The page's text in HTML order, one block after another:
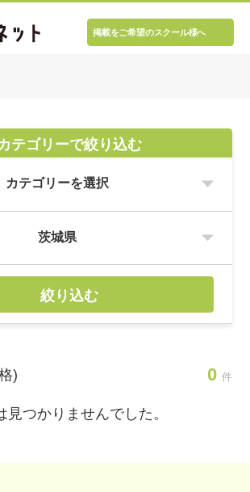
掲載をご希望のスクール様へ
テゴリーで絞り込む
絞り込む
) 0 件
見つかりませんでした。